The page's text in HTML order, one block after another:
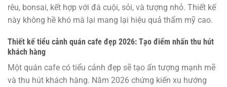
rêu, bonsai, kết hợp với đá cuội, sỏi, và tượng nhỏ. Thiết kế
này không hề khó mà lại mang lại hiệu quả thẩm mỹ cao.
Thiết kế tiểu cảnh quán cafe đẹp 2026: Tạo điểm nhấn thu hút
khách hàng
Một quán cafe có tiểu cảnh đẹp sẽ tạo ấn tượng mạnh mẽ
và thu hút khách hàng. Năm 2026 chứng kiến xu hướng